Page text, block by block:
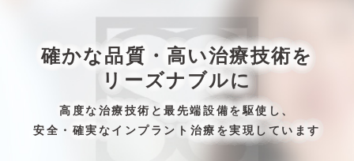
確かな品質・高い治療技術を
リーズナブルに
高度な治療技術と最先端設備を駆使し、
安全・確実なインプラント治療を実現しています
年間100本以上のインプラント手術
難症例も対応可能
グループ全体で1000症例以上の実
績
ご自分の歯のように
インプラント治療の
無料カウンセリングを実施中！
治療方法や治療期間、
費用のことなどなんでもご相談ください